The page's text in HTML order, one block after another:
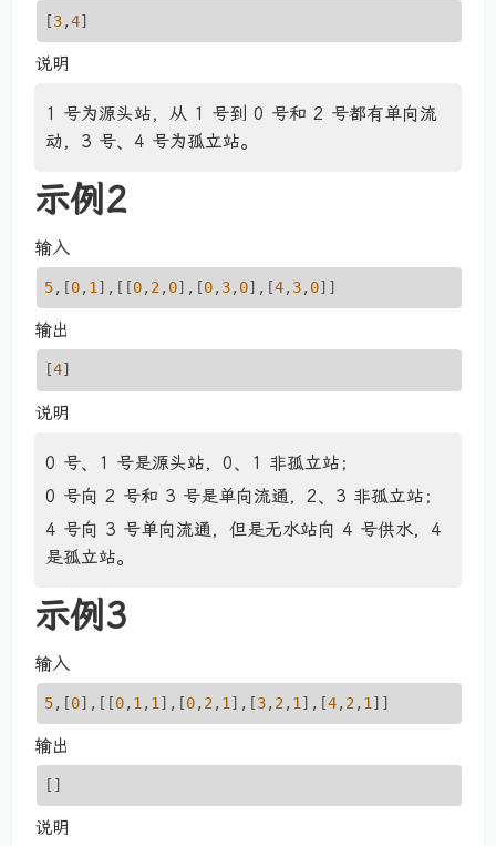
[3,4]
说明
1 号为源头站，从 1 号到 0 号和 2 号都有单向流
动，3 号、4 号为孤立站。
示例2
输入
5,[0, 1 ],[[0, 2 , 0],[0, 3, 0],[4, 3, 0]]
输出
[4]
说明
0 号、1 号是源头站，0、1 非孤立站；
0 号向 2 号和 3 号是单向流通，2、3 非孤立站；
4 号向 3 号单向流通，但是无水站向 4 号供水，4
是孤立站。
示例3
输入
5,[0],[[0, 1 , 1 ],[0, 2 , 1 ],[3, 2 , 1 ],[4, 2 , 1 ]]
输出
[]
说明